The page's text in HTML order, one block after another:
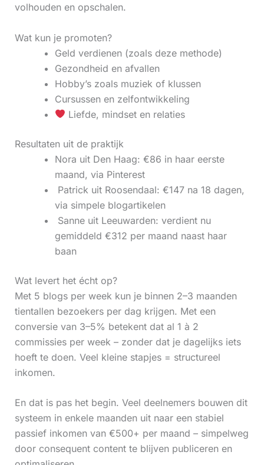
volhouden en opschalen.
Wat kun je promoten?
Geld verdienen (zoals deze methode)
Gezondheid en afvallen
Hobby’s zoals muziek of klussen
Cursussen en zelfontwikkeling
Liefde, mindset en relaties
Resultaten uit de praktijk
Nora uit Den Haag: €86 in haar eerste
maand, via Pinterest
‍ Patrick uit Roosendaal: €147 na 18 dagen,
via simpele blogartikelen
‍ Sanne uit Leeuwarden: verdient nu
gemiddeld €312 per maand naast haar
baan
Wat levert het écht op?
Met 5 blogs per week kun je binnen 2–3 maanden
tientallen bezoekers per dag krijgen. Met een
conversie van 3–5% betekent dat al 1 à 2
commissies per week – zonder dat je dagelijks iets
hoeft te doen. Veel kleine stapjes = structureel
inkomen.
En dat is pas het begin. Veel deelnemers bouwen dit
systeem in enkele maanden uit naar een stabiel
passief inkomen van €500+ per maand – simpelweg
door consequent content te blijven publiceren en